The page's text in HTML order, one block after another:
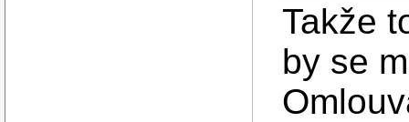
Takže
by se